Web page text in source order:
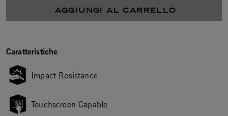
AGGIUNGI AL CARRELLO
Caratteristiche
Impact Resistance
Touchscreen Capable